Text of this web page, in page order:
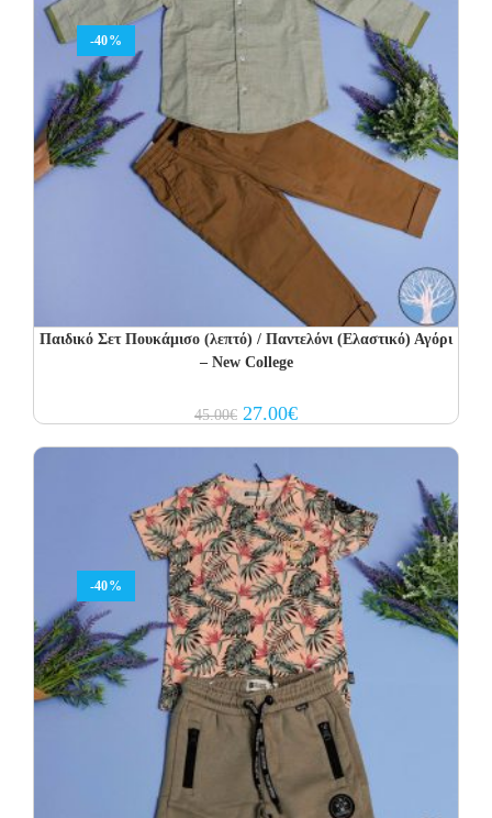
-40%
Παιδικό Σετ Πουκάμισο (λεπτό) / Παντελόνι (Ελαστικό) Αγόρι
– New College
45.00€ Original
price
27.00€Current
price
-40%